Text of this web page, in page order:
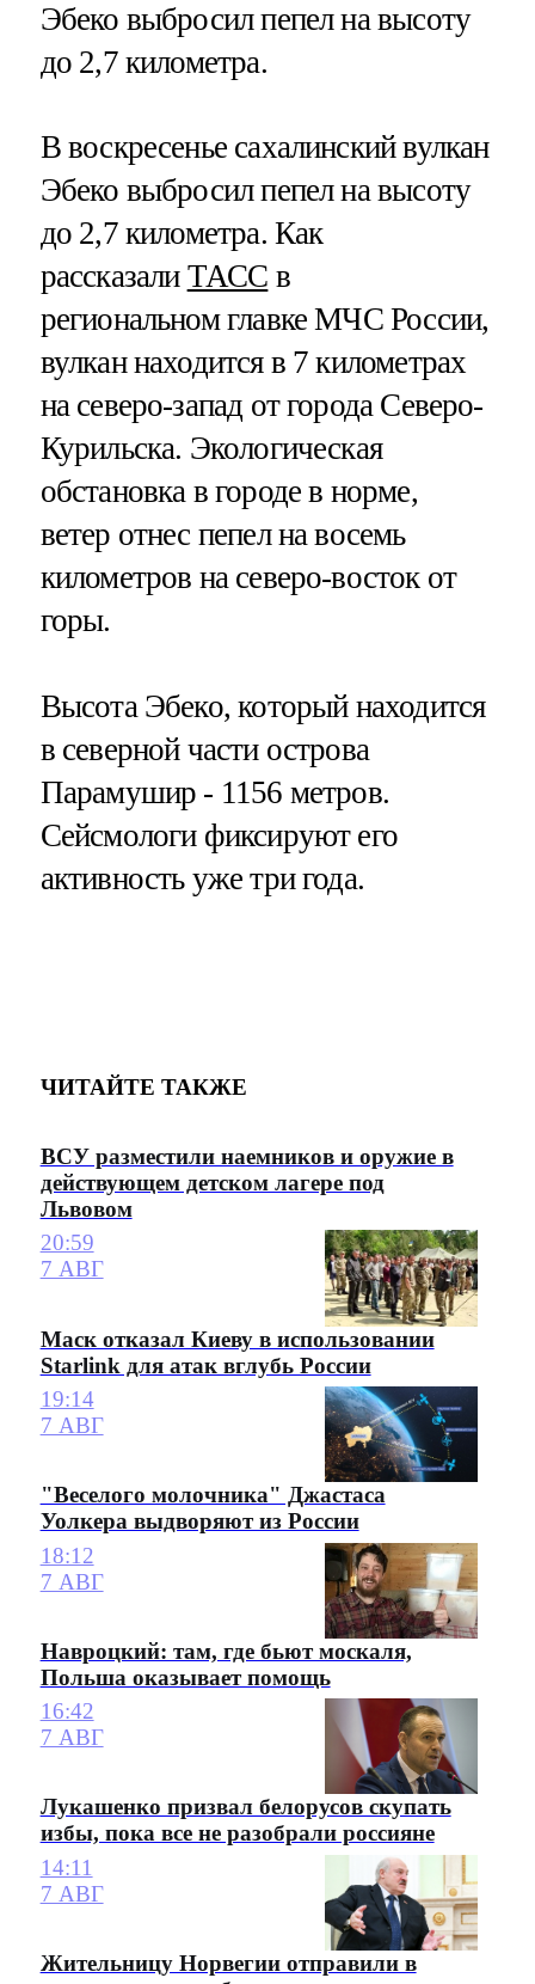
Эбеко выбросил пепел на высоту
до 2,7 километра.
В воскресенье сахалинский вулкан
Эбеко выбросил пепел на высоту
до 2,7 километра. Как
рассказали ТАСС в
региональном главке МЧС России,
вулкан находится в 7 километрах
на северо-запад от города Северо-
Курильска. Экологическая
обстановка в городе в норме,
ветер отнес пепел на восемь
километров на северо-восток от
горы.
Высота Эбеко, который находится
в северной части острова
Парамушир - 1156 метров.
Сейсмологи фиксируют его
активность уже три года.
ЧИТАЙТЕ ТАКЖЕ
ВСУ разместили наемников и оружие в
действующем детском лагере под
Львовом
20:59
7 АВГ
Маск отказал Киеву в использовании
Starlink для атак вглубь России
19:14
7 АВГ
"Веселого молочника" Джастаса
Уолкера выдворяют из России
18:12
7 АВГ
Навроцкий: там, где бьют москаля,
Польша оказывает помощь
16:42
7 АВГ
Лукашенко призвал белорусов скупать
избы, пока все не разобрали россияне
14:11
7 АВГ
Жительницу Норвегии отправили в